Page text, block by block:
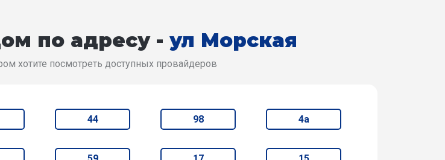
по адресу - ул Морская
хотите посмотреть доступных провайдеров
44 98 4а